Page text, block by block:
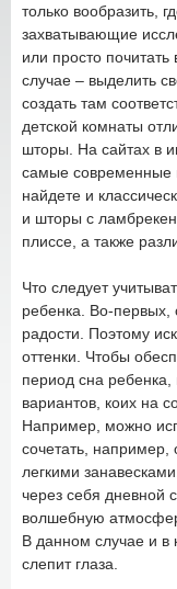
только вообразить,
захватывающие
или просто
случае – выделить
создать там
детской комнаты
шторы. На сайтах в
самые современные
найдете и
и шторы с
плиссе, а также
Что следует
ребенка. Во-первых,
радости. Поэтому
оттенки. Чтобы
период сна
вариантов, коих на
Например, можно
сочетать,
легкими
через себя дневной
волшебную
В данном случае и в
слепит глаза.